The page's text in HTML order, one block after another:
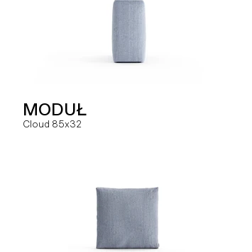
MODUŁ
Cloud 85x32
Hug
MODUŁ
Slay ML